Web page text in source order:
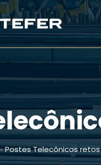
Postes Telecônicos